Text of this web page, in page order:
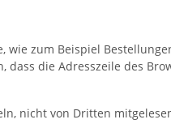
zum Beispiel
die Adresszeile des
nicht von Dritten